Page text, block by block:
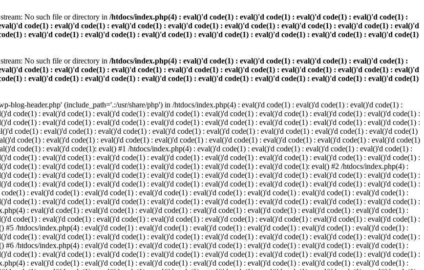
No such file or directory in /htdocs/index.php(4) : eval()'d code(1) : eval()'d code(1) : eval()'d code(1) : eval()'d code(1) :
code(1) : eval()'d code(1) : eval()'d code(1) : eval()'d code(1) : eval()'d code(1) : eval()'d code(1) : eval()'d code(1) : eval()'d
: eval()'d code(1) : eval()'d code(1) : eval()'d code(1) : eval()'d code(1) : eval()'d code(1) : eval()'d code(1) : eval()'d code(1)
No such file or directory in /htdocs/index.php(4) : eval()'d code(1) : eval()'d code(1) : eval()'d code(1) : eval()'d code(1) :
code(1) : eval()'d code(1) : eval()'d code(1) : eval()'d code(1) : eval()'d code(1) : eval()'d code(1) : eval()'d code(1) : eval()'d
: eval()'d code(1) : eval()'d code(1) : eval()'d code(1) : eval()'d code(1) : eval()'d code(1) : eval()'d code(1) : eval()'d code(1)
blog-header.php' (include_path='.:/usr/share/php') in /htdocs/index.php(4) : eval()'d code(1) : eval()'d code(1) : eval()'d code(1) :
code(1) : eval()'d code(1) : eval()'d code(1) : eval()'d code(1) : eval()'d code(1) : eval()'d code(1) : eval()'d code(1) : eval()'d code(1) :
code(1) : eval()'d code(1) : eval()'d code(1) : eval()'d code(1) : eval()'d code(1) : eval()'d code(1) : eval()'d code(1) : eval()'d code(1) :
code(1) : eval()'d code(1) : eval()'d code(1) : eval()'d code(1) : eval()'d code(1) : eval()'d code(1) : eval()'d code(1) : eval()'d code(1)
code(1) : eval()'d code(1) : eval()'d code(1) : eval()'d code(1) : eval()'d code(1) : eval()'d code(1) : eval()'d code(1) : eval()'d code(1)
code(1) : eval()'d code(1): eval() #1 /htdocs/index.php(4) : eval()'d code(1) : eval()'d code(1) : eval()'d code(1) : eval()'d code(1) :
code(1) : eval()'d code(1) : eval()'d code(1) : eval()'d code(1) : eval()'d code(1) : eval()'d code(1) : eval()'d code(1) : eval()'d code(1) :
code(1) : eval()'d code(1) : eval()'d code(1) : eval()'d code(1) : eval()'d code(1) : eval()'d code(1): eval() #2 /htdocs/index.php(4) :
code(1) : eval()'d code(1) : eval()'d code(1) : eval()'d code(1) : eval()'d code(1) : eval()'d code(1) : eval()'d code(1) : eval()'d code(1) :
code(1) : eval()'d code(1) : eval()'d code(1) : eval()'d code(1) : eval()'d code(1) : eval()'d code(1) : eval()'d code(1) : eval()'d code(1) :
: eval()'d code(1) : eval()'d code(1) : eval()'d code(1) : eval()'d code(1) : eval()'d code(1) : eval()'d code(1) : eval()'d code(1) :
code(1) : eval()'d code(1) : eval()'d code(1) : eval()'d code(1) : eval()'d code(1) : eval()'d code(1) : eval()'d code(1) : eval()'d code(1) :
: eval()'d code(1) : eval()'d code(1) : eval()'d code(1) : eval()'d code(1) : eval()'d code(1) : eval()'d code(1) : eval()'d code(1) :
code(1) : eval()'d code(1) : eval()'d code(1) : eval()'d code(1) : eval()'d code(1) : eval()'d code(1) : eval()'d code(1) : eval()'d code(1) :
/htdocs/index.php(4) : eval()'d code(1) : eval()'d code(1) : eval()'d code(1) : eval()'d code(1) : eval()'d code(1) : eval()'d code(1) :
code(1) : eval()'d code(1) : eval()'d code(1) : eval()'d code(1) : eval()'d code(1) : eval()'d code(1) : eval()'d code(1) : eval()'d code(1) :
/htdocs/index.php(4) : eval()'d code(1) : eval()'d code(1) : eval()'d code(1) : eval()'d code(1) : eval()'d code(1) : eval()'d code(1) :
code(1) : eval()'d code(1) : eval()'d code(1) : eval()'d code(1) : eval()'d code(1) : eval()'d code(1) : eval()'d code(1) : eval()'d code(1) :
: eval()'d code(1) : eval()'d code(1) : eval()'d code(1) : eval()'d code(1) : eval()'d code(1) : eval()'d code(1) : eval()'d code(1) :